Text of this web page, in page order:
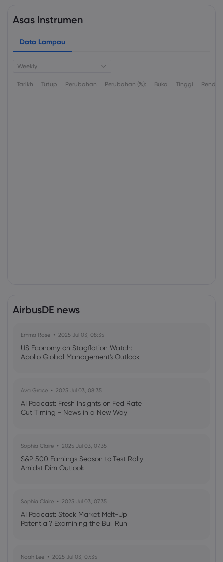
Asas Instrumen
Data Lampau
Weekly
Tarikh Tutup Perubahan Perubahan (%): Buka Tinggi Rendah
AirbusDE news
Emma Rose 2025 Jul 03, 08:35
US Economy on Stagflation Watch:
Apollo Global Management's Outlook
Ava Grace 2025 Jul 03, 08:35
AI Podcast: Fresh Insights on Fed Rate
Cut Timing - News in a New Way
Sophia Claire 2025 Jul 03, 07:35
S&P 500 Earnings Season to Test Rally
Amidst Dim Outlook
Sophia Claire 2025 Jul 03, 07:35
AI Podcast: Stock Market Melt-Up
Potential? Examining the Bull Run
Noah Lee 2025 Jul 03, 07:35